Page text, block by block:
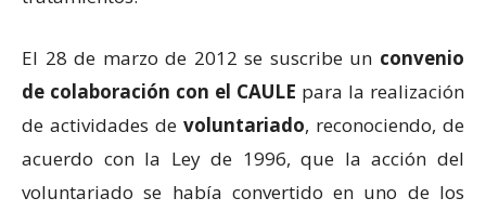
El 28 de marzo de 2012 se suscribe un convenio
de colaboración con el CAULE para la realización
de actividades de voluntariado, reconociendo, de
acuerdo con la Ley de 1996, que la acción del
voluntariado se había convertido en uno de los